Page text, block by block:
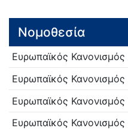
Νομοθεσία
Ευρωπαϊκός Κανονισμός
Ευρωπαϊκός Κανονισμός
Ευρωπαϊκός Κανονισμός
Ευρωπαϊκός Κανονισμός